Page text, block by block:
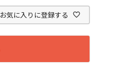
お気に入りに登録する